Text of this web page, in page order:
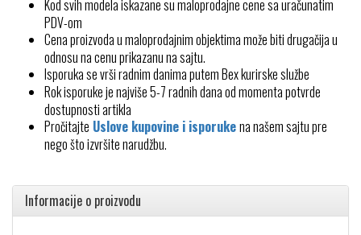
Kod svih modela iskazane su maloprodajne cene sa uračunatim
PDV-om
Cena proizvoda u maloprodajnim objektima može biti drugačija u
odnosu na cenu prikazanu na sajtu.
Isporuka se vrši radnim danima putem Bex kurirske službe
Rok isporuke je najviše 5-7 radnih dana od momenta potvrde
dostupnosti artikla
Pročitajte Uslove kupovine i isporukena našem sajtu pre
nego što izvršite narudžbu.
Informacije o proizvodu